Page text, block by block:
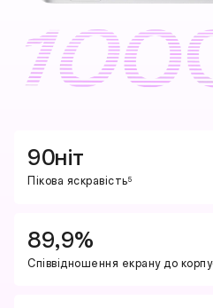
90ніт
Пікова яскравість5
89,9%
Співвідношення екрану до